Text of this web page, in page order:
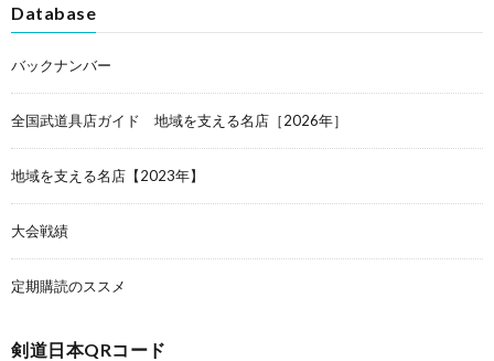
Database
バックナンバー
全国武道具店ガイド 地域を支える名店［2026年］
地域を支える名店【2023年】
大会戦績
定期購読のススメ
剣道日本QRコード